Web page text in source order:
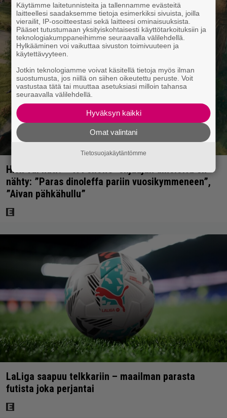
Hitti vai huti? – It Follows -ohjaajan dinoleffa on
nähty: ”Paras dinoleffa pariin vuosikymmeneen”,
”Aivan pähkähullu”
LaLiga saapuu telkkariin – maailman parasta
futista joka perjantai
Käytämme laitetunnisteita ja tallennamme evästeitä
laitteellesi saadaksemme tietoja esimerkiksi sivuista, joilla
vierailit, IP-osoitteestasi sekä laitteesi ominaisuuksista.
Pääset tutustumaan yksityiskohtaisesti käyttötarkoituksiin ja
teknologiakumppaneihimme seuraavalla välilehdellä.
Hylkääminen voi vaikuttaa sivuston toimivuuteen ja
käytettävyyteen.
Jotkin teknologiamme voivat käsitellä tietoja myös ilman
suostumusta, jos niillä on siihen oikeutettu peruste. Voit
vastustaa tätä tai muuttaa asetuksiasi milloin tahansa
seuraavalla välilehdellä.
Hyväksyn kaikki
Omat valintani
Tietosuojakäytäntömme